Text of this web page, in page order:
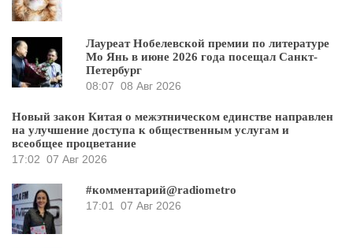
Лауреат Нобелевской премии по литературе
Мо Янь в июне 2026 года посещал Санкт-
Петербург
08:07 08 Авг 2026
Новый закон Китая о межэтническом единстве направлен
на улучшение доступа к общественным услугам и
всеобщее процветание
17:02 07 Авг 2026
#комментарий@radiometro
17:01
07 Авг 2026